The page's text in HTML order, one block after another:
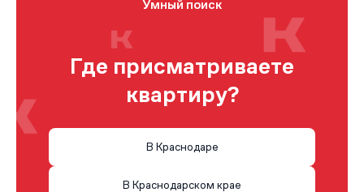
Умный поиск
Где присматриваете
квартиру?
В Краснодаре
В Краснодарском крае